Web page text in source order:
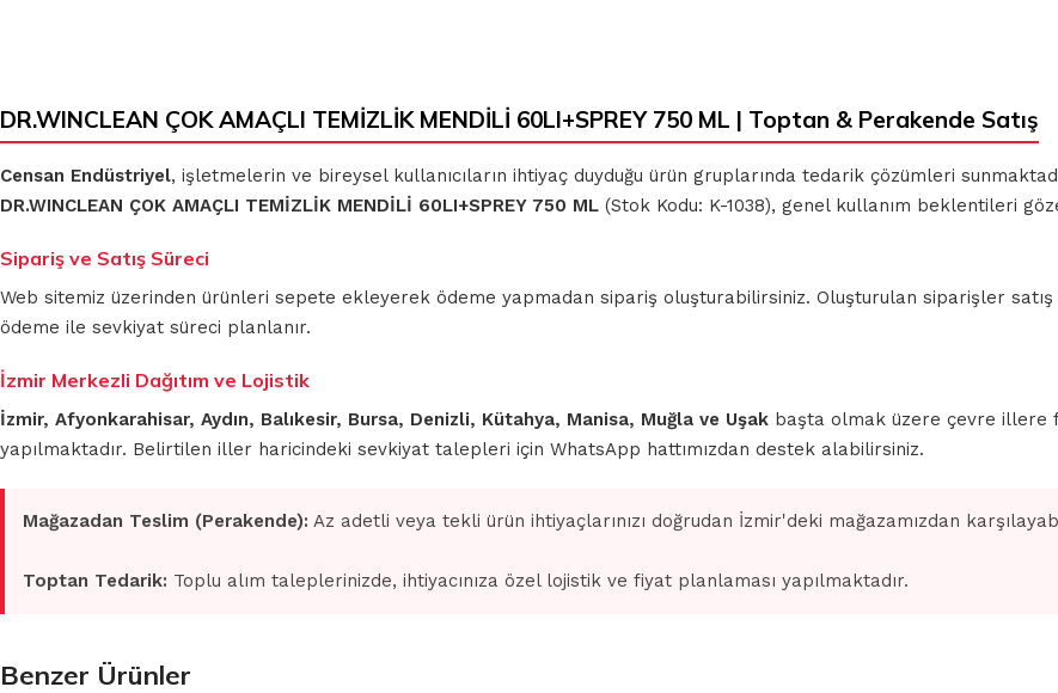
DR.WINCLEAN ÇOK AMAÇLI TEMİZLİK MENDİLİ 60LI+SPREY 750 ML | Toptan & Perakende Satış
Censan Endüstriyel, işletmelerin ve bireysel kullanıcıların ihtiyaç duyduğu ürün gruplarında tedarik çözümleri
DR.WINCLEAN ÇOK AMAÇLI TEMİZLİK MENDİLİ 60LI+SPREY 750 ML (Stok Kodu: K-1038), genel kullanım beklentileri
Sipariş ve Satış Süreci
Web sitemiz üzerinden ürünleri sepete ekleyerek ödeme yapmadan sipariş oluşturabilirsiniz. Oluşturulan siparişler
ödeme ile sevkiyat süreci planlanır.
İzmir Merkezli Dağıtım ve Lojistik
İzmir, Afyonkarahisar, Aydın, Balıkesir, Bursa, Denizli, Kütahya, Manisa, Muğla ve Uşak başta olmak üzere çevre illere
yapılmaktadır. Belirtilen iller haricindeki sevkiyat talepleri için WhatsApp hattımızdan destek alabilirsiniz.
Mağazadan Teslim (Perakende): Az adetli veya tekli ürün ihtiyaçlarınızı doğrudan İzmir'deki mağazamızdan
Toptan Tedarik: Toplu alım taleplerinizde, ihtiyacınıza özel lojistik ve fiyat planlaması yapılmaktadır.
Benzer Ürünler